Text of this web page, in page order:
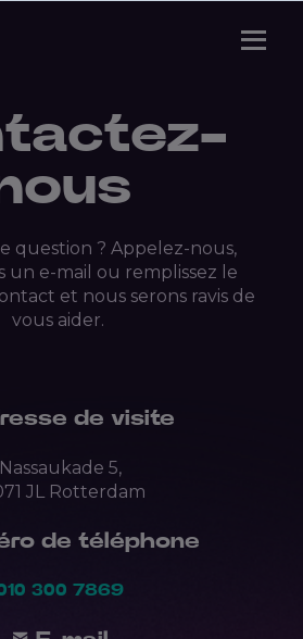
question ? Appelez-nous,
un e-mail ou remplissez le
et nous serons ravis de
vous aider.
de visite
Nassaukade 5,
JL Rotterdam
de téléphone
300 7869